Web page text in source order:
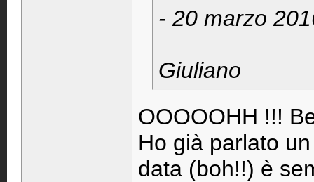
- 20 marzo
Giuliano
OOOOOHH !!!
Ho già parlato
data (boh!!) è